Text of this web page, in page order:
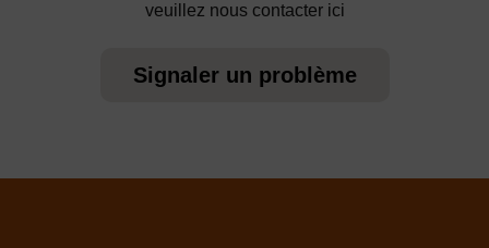
veuillez nous contacter ici
Signaler un problème